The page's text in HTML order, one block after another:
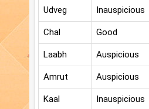
Udveg Inauspicious
Chal Good
Laabh Auspicious
Amrut Auspicious
Kaal Inauspicious